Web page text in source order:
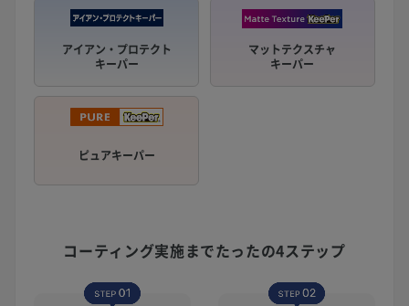
アイアン・プロテクト
キーパー
マットテクスチャ
キーパー
ピュアキーパー
コーティング実施までたったの4ステップ